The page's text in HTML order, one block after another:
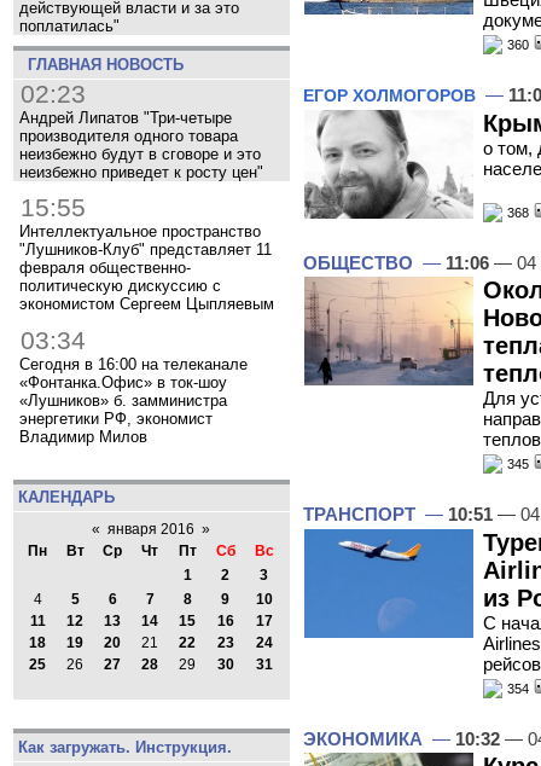
действующей власти и за это
поплатилась"
ГЛАВНАЯ НОВОСТЬ
02:23
Андрей Липатов "Три-четыре
производителя одного товара
неизбежно будут в сговоре и это
неизбежно приведет к росту цен"
15:55
Интеллектуальное пространство
"Лушников-Клуб" представляет 11
февраля общественно-
политическую дискуссию с
экономистом Сергеем Цыпляевым
03:34
Сегодня в 16:00 на телеканале
«Фонтанка.Офис» в ток-шоу
«Лушников» б. замминистра
энергетики РФ, экономист
Владимир Милов
КАЛЕНДАРЬ
« января 2016 »
Пн
Вт Ср Чт Пт Сб
Вс
1
2
3
4
5 6 7 8 9
10
11
12 13 14 15 16
17
18
19 20 21 22 23
24
25
26 27 28 29 30 31
Как загружать. Инструкция.
360
ЕГОР ХОЛМОГОРОВ —
о том,
368
ОБЩЕСТВО — 11:06 — 04
Для
345
ТРАНСПОРТ — 10:51 — 04
из
С
354
ЭКОНОМИКА — 10:32 —